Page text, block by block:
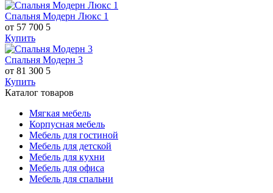
Спальня Модерн Люкс 1
от 57 700 5
Купить
Спальня Модерн 3
от 81 300 5
Купить
Каталог товаров
Мягкая мебель
Корпусная мебель
Мебель для гостиной
Мебель для детской
Мебель для кухни
Мебель для офиса
Мебель для спальни